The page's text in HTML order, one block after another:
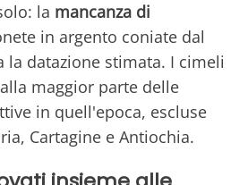
la mancanza di
in argento coniate dal
la datazione stimata. I cimeli
maggior parte delle
in quell'epoca, escluse
Cartagine e Antiochia.